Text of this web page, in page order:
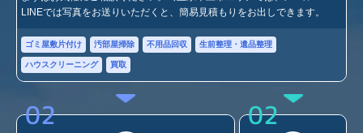
LINEでは写真をお送りいただくと、簡易見積もりをお出しできます。
ゴミ屋敷片付け 汚部屋掃除 不用品回収 生前整理・遺品整理
ハウスクリーニング 買取
02 02